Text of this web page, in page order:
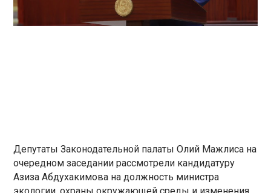
Депутаты Законодательной палаты Олий Мажлиса на
очередном заседании рассмотрели кандидатуру
Азиза Абдухакимова на должность министра